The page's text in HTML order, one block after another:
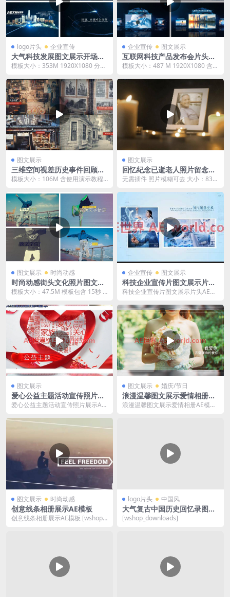
logo片头 企业宣传
大气科技发展图文展示开场片
头ae模板
模板大小：353M 1920X1080 分辨
企业宣传 图文展示
互联网科技产品发布会片头AE
模板
模板大小：487 M 1920X1080 含A
A...
图文展示
三维空间视差历史事件回顾图
文展示AE模板
模板大小：106M 含使用演示教程
图文展示
回忆纪念已逝老人照片留念展
示ae模板
无需插件 照片模糊可去 大小：833
示 ...
图文展示 时尚动感
时尚动感街头文化照片图文展
示AE模板
模板大小：47.5M 模板包含 15秒 2
率...
企业宣传 图文展示
科技企业宣传片图文展示片头
AE模板
科技企业宣传片图文展示片头AE模
[wsh...
图文展示
爱心公益主题活动宣传照片展
示AE模板
爱心公益主题活动宣传照片展示AE
件 [ws...
图文展示 婚庆/节日
浪漫温馨图文展示爱情相册AE
模板
浪漫温馨图文展示爱情相册AE模板
图文展示 时尚动感
创意线条相册展示AE模板
创意线条相册展示AE模板 [wshop_
logo片头 中国风
大气复古中国历史回忆录图文
展示片头AE模板
[wshop_downloads]